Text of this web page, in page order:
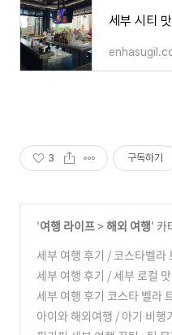
3 구독하기
'여행 라이프>해외 여행' 카
세부 여행 후기 / 코스타벨라
후기/ 수영장 풀바 / 유아풀 /
세부 여행 후기 / 세부 로컬
질로그 지도 / 다시 가고 싶은
세부 여행 후기 코스타 벨라
후기 : 프리미어 디럭스 풀사
아이와 해외여행 / 아기 비행기